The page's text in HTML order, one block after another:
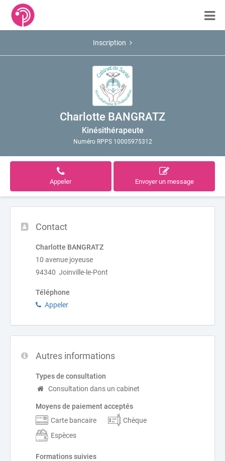
Inscription
Charlotte BANGRATZ
Kinésithérapeute
Numéro RPPS 10005975312
Appeler Envoyer un message
Contact
Charlotte BANGRATZ
10 avenue joyeuse
94340 Joinville-le-Pont
Téléphone
Appeler
Autres informations
Types de consultation
Consultation dans un cabinet
Moyens de paiement acceptés
Carte bancaire
Chèque
Espèces
Formations suivies